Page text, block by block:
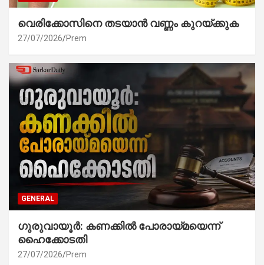
വെരിക്കോസിനെ തടയാൻ വണ്ണം കുറയ്ക്കുക
27/07/2026 Prem
GENERAL
ഗുരുവായൂർ: കണക്കിൽ പോരായ്മയെന്ന്
ഹൈക്കോടതി
27/07/2026 Prem